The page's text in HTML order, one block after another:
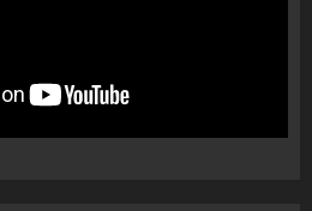
Joana Nano për
me fondet publike dhe
të pajustifikuar